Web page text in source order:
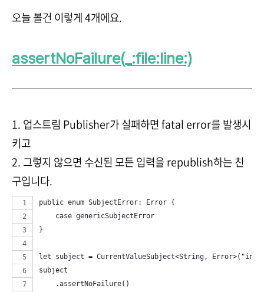
오늘 볼건 이렇게 4개에요.
assertNoFailure(_:file:line:)
1. 업스트림 Publisher가 실패하면 fatal error를 발생시
키고
2. 그렇지 않으면 수신된 모든 입력을 republish하는 친
구입니다.
public enum SubjectError: Error {
    case genericSubjectError
}
let subject = CurrentValueSubject<String,
subject
    .assertNoFailure()